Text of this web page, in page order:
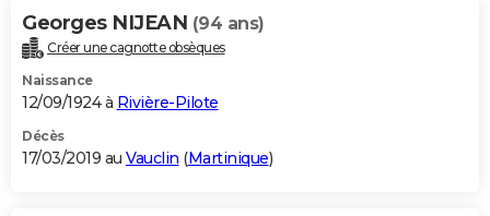
Georges NIJEAN (94 ans)
Créer une cagnotte obsèques
Naissance
12/09/1924 à Rivière-Pilote
Décès
17/03/2019 au Vauclin (Martinique)